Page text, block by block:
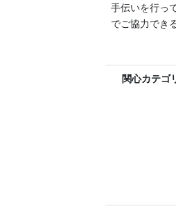
手伝いを行っ
でご協力でき
関心カテゴ